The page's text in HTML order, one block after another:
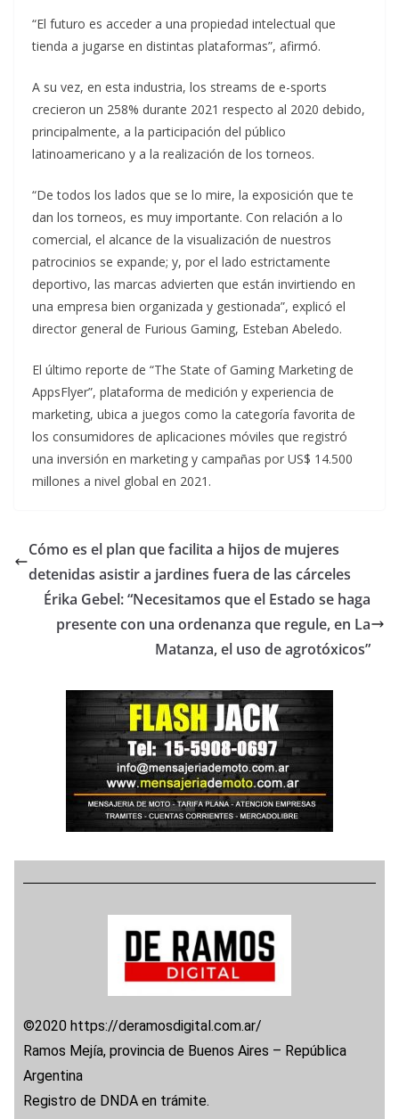
“El futuro es acceder a una propiedad intelectual que
tienda a jugarse en distintas plataformas”, afirmó.
A su vez, en esta industria, los streams de e-sports
crecieron un 258% durante 2021 respecto al 2020 debido,
principalmente, a la participación del público
latinoamericano y a la realización de los torneos.
“De todos los lados que se lo mire, la exposición que te
dan los torneos, es muy importante. Con relación a lo
comercial, el alcance de la visualización de nuestros
patrocinios se expande; y, por el lado estrictamente
deportivo, las marcas advierten que están invirtiendo en
una empresa bien organizada y gestionada”, explicó el
director general de Furious Gaming, Esteban Abeledo.
El último reporte de “The State of Gaming Marketing de
AppsFlyer”, plataforma de medición y experiencia de
marketing, ubica a juegos como la categoría favorita de
los consumidores de aplicaciones móviles que registró
una inversión en marketing y campañas por US$ 14.500
millones a nivel global en 2021.
Cómo es el plan que facilita a hijos de mujeres
detenidas asistir a jardines fuera de las cárceles
Érika Gebel: “Necesitamos que el Estado se haga
presente con una ordenanza que regule, en La
Matanza, el uso de agrotóxicos”
©2020 https://deramosdigital.com.ar/
Ramos Mejía, provincia de Buenos Aires – República
Argentina
Registro de DNDA en trámite.